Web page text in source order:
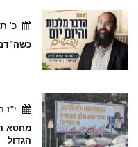
כ'
י"ז
מחטא
הגדול